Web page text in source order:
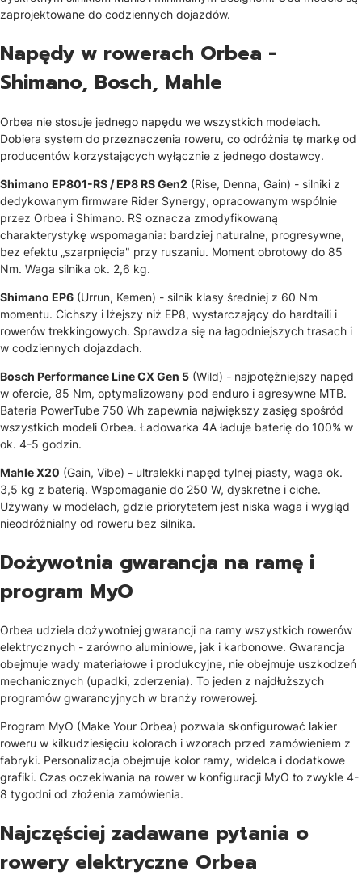
zaprojektowane do codziennych dojazdów.
Napędy w rowerach Orbea -
Shimano, Bosch, Mahle
Orbea nie stosuje jednego napędu we wszystkich modelach.
Dobiera system do przeznaczenia roweru, co odróżnia tę markę od
producentów korzystających wyłącznie z jednego dostawcy.
Shimano EP801-RS / EP8 RS Gen2 (Rise, Denna, Gain) - silniki z
dedykowanym firmware Rider Synergy, opracowanym wspólnie
przez Orbea i Shimano. RS oznacza zmodyfikowaną
charakterystykę wspomagania: bardziej naturalne, progresywne,
bez efektu „szarpnięcia" przy ruszaniu. Moment obrotowy do 85
Nm. Waga silnika ok. 2,6 kg.
Shimano EP6 (Urrun, Kemen) - silnik klasy średniej z 60 Nm
momentu. Cichszy i lżejszy niż EP8, wystarczający do hardtaili i
rowerów trekkingowych. Sprawdza się na łagodniejszych trasach i
w codziennych dojazdach.
Bosch Performance Line CX Gen 5 (Wild) - najpotężniejszy napęd
w ofercie, 85 Nm, optymalizowany pod enduro i agresywne MTB.
Bateria PowerTube 750 Wh zapewnia największy zasięg spośród
wszystkich modeli Orbea. Ładowarka 4A ładuje baterię do 100% w
ok. 4-5 godzin.
Mahle X20 (Gain, Vibe) - ultralekki napęd tylnej piasty, waga ok.
3,5 kg z baterią. Wspomaganie do 250 W, dyskretne i ciche.
Używany w modelach, gdzie priorytetem jest niska waga i wygląd
nieodróżnialny od roweru bez silnika.
Dożywotnia gwarancja na ramę i
program MyO
Orbea udziela dożywotniej gwarancji na ramy wszystkich rowerów
elektrycznych - zarówno aluminiowe, jak i karbonowe. Gwarancja
obejmuje wady materiałowe i produkcyjne, nie obejmuje uszkodzeń
mechanicznych (upadki, zderzenia). To jeden z najdłuższych
programów gwarancyjnych w branży rowerowej.
Program MyO (Make Your Orbea) pozwala skonfigurować lakier
roweru w kilkudziesięciu kolorach i wzorach przed zamówieniem z
fabryki. Personalizacja obejmuje kolor ramy, widelca i dodatkowe
grafiki. Czas oczekiwania na rower w konfiguracji MyO to zwykle 4-
8 tygodni od złożenia zamówienia.
Najczęściej zadawane pytania o
rowery elektryczne Orbea